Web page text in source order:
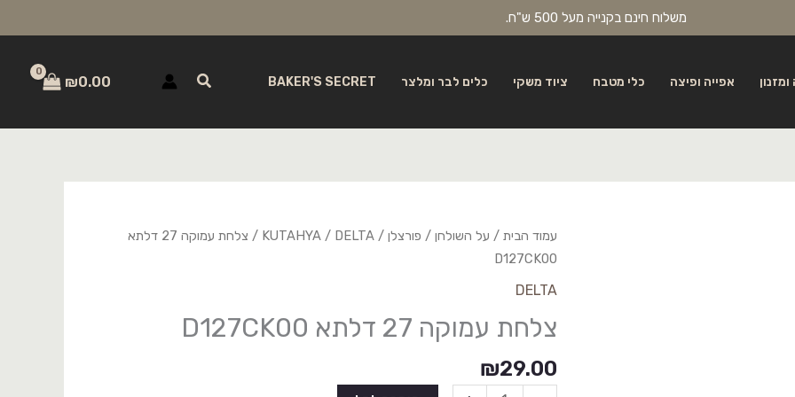
משלוח חינם בקנייה מעל 500 ש"ח.
אפייה ופיצה כלי מטבח ציוד משקי כלים לבר ומלצר BAKER'S SECRET חיפוש ₪0.00
עמוד הבית / על השולחן / פורצלן /
KUTAHYA/ DELTA
/ צלחת עמוקה 27 דלתא
D127CK00
DELTA
צלחת עמוקה 27 דלתא D127CK00
₪29.00